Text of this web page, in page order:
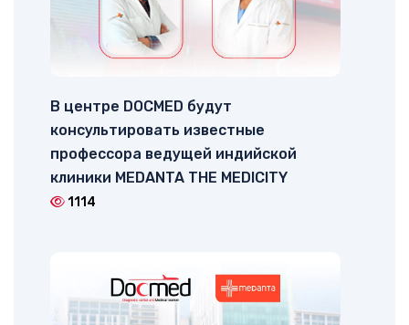
В центре DOCMED будут
консультировать известные
профессора ведущей индийской
клиники MEDANTA THE MEDICITY
1114